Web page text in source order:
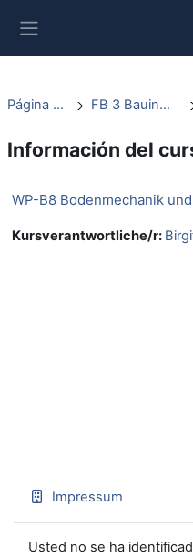
Página Principal FB 3 Bauingenieurwesen
Información del
WP-B8 Bodenmechanik
Kursverantwortliche/r:
Impressum
Usted no se ha